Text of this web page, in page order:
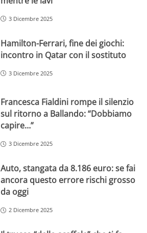
3 Dicembre 2025
Hamilton-Ferrari, fine dei giochi:
incontro in Qatar con il sostituto
3 Dicembre 2025
Francesca Fialdini rompe il silenzio
sul ritorno a Ballando: “Dobbiamo
capire…”
3 Dicembre 2025
Auto, stangata da 8.186 euro: se fai
ancora questo errore rischi grosso
da oggi
2 Dicembre 2025